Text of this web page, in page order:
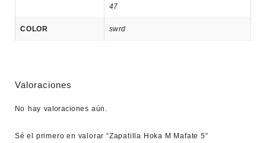
47
COLOR swrd
Valoraciones
No hay valoraciones aún.
Sé el primero en valorar “Zapatilla Hoka M Mafate 5”